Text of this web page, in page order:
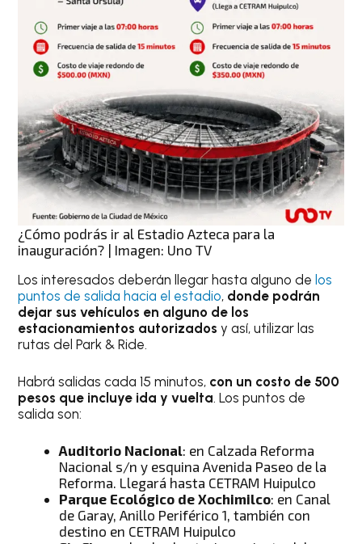
¿Cómo podrás ir al Estadio Azteca para la
inauguración? | Imagen: Uno TV
Los interesados deberán llegar hasta alguno de los
puntos de salida hacia el estadio, donde podrán
dejar sus vehículos en alguno de los
estacionamientos autorizadosy así, utilizar las
rutas del Park & Ride.
Habrá salidas cada 15 minutos, con un costo de 500
pesos que incluye ida y vuelta. Los puntos de
salida son:
Auditorio Nacional: en Calzada Reforma
Nacional s/n y esquina Avenida Paseo de la
Reforma. Llegará hasta CETRAM Huipulco
Parque Ecológico de Xochimilco: en Canal
de Garay, Anillo Periférico 1, también con
destino en CETRAM Huipulco